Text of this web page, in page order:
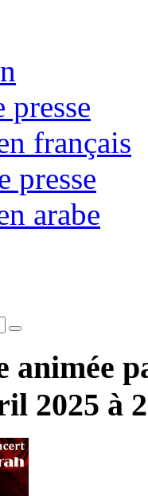
presse
français
presse
arabe
animée
2025 à